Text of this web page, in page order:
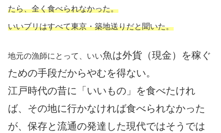
たら、全く食べられなかった。
いいブリはすべて東京・築地送りだと聞いた。
地元の漁師にとって、いい魚は外貨（現金）を稼ぐ
ための手段だからやむを得ない。
江戸時代の昔に「いいもの」を食べたけれ
ば、その地に行かなければ食べられなかった
が、保存と流通の発達した現代ではそうでは